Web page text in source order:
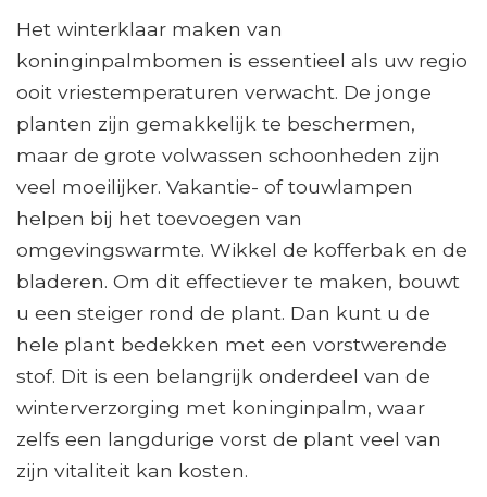
Het winterklaar maken van
koninginpalmbomen is essentieel als uw regio
ooit vriestemperaturen verwacht. De jonge
planten zijn gemakkelijk te beschermen,
maar de grote volwassen schoonheden zijn
veel moeilijker. Vakantie- of touwlampen
helpen bij het toevoegen van
omgevingswarmte. Wikkel de kofferbak en de
bladeren. Om dit effectiever te maken, bouwt
u een steiger rond de plant. Dan kunt u de
hele plant bedekken met een vorstwerende
stof. Dit is een belangrijk onderdeel van de
winterverzorging met koninginpalm, waar
zelfs een langdurige vorst de plant veel van
zijn vitaliteit kan kosten.